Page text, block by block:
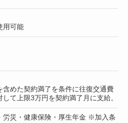
用可能
含めた契約満了を条件に往復交通費
して上限3万円を契約満了月に支給。
労災・健康保険・厚生年金 ※加入条